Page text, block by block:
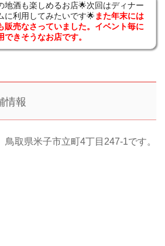
地酒も楽しめるお店🌟次回はディナー
に利用してみたいです🌟 また年末には
販売なさっていました。イベント毎に
できそうなお店です。
情報
鳥取県米子市立町4丁目247-1です。